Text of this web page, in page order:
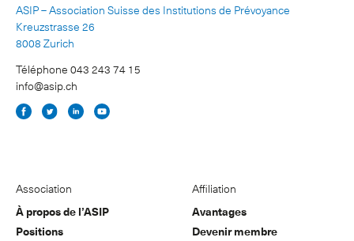
ASIP – Association Suisse des Institutions de Prévoyance
Kreuzstrasse 26
8008 Zurich
Téléphone 043 243 74 15
info@asip.ch
Association
À propos de l’ASIP
Positions
Affiliation
Avantages
Devenir membre